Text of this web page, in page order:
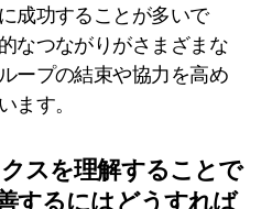
成功することが多いで
なつながりがさまざまな
ープの結束や協力を高め
ます。
スを理解することで
するにはどうすれば